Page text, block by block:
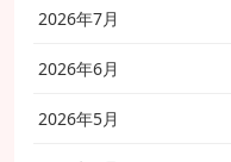
2026年7月
2026年6月
2026年5月